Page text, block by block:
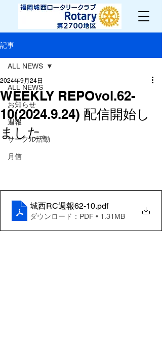
記事
ALL NEWS
お知らせ
週報
サークル活動
月信
ALL NEWS
WEEKLY REPOvol.62-
10(2024.9.24) 配信開始し
ました。
2024年9月24日
城西RC週報62-10.pdf
ダウンロード：PDF • 1.31MB